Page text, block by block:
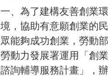
一、為了建構友善創業環
境，協助有意願創業的民
眾能夠成功創業，勞動部
勞動力發展署運用「創業
諮詢輔導服務計畫」，辦